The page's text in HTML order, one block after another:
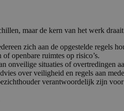
maar de kern van het werk
zich aan de opgestelde regels
openbare ruimtes op risico’s.
onveilige situaties of overtredingen
over veiligheid en regels aan
verantwoordelijk zijn